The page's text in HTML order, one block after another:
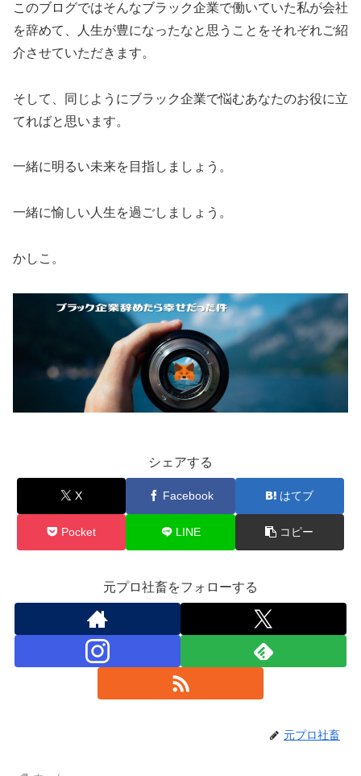
このブログではそんなブラック企業で働いていた私が会社
を辞めて、人生が豊になったなと思うことをそれぞれご紹
介させていただきます。
そして、同じようにブラック企業で悩むあなたのお役に立
てればと思います。
一緒に明るい未来を目指しましょう。
一緒に愉しい人生を過ごしましょう。
かしこ。
シェアする
X Facebook はてブ
Pocket LINE コピー
元プロ社畜をフォローする
元プロ社畜